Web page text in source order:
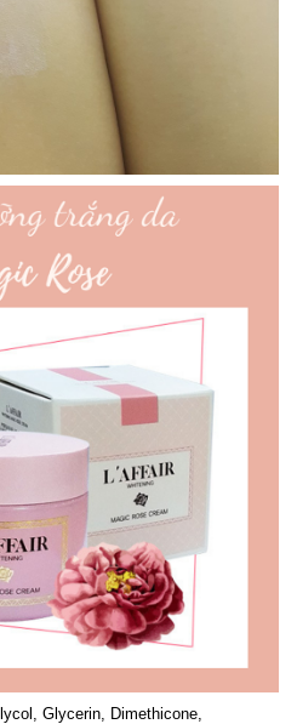
Glycerin, Dimethicone,